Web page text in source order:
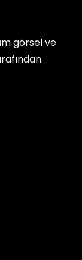
görsel ve